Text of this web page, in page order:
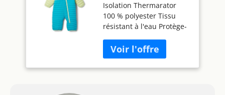
Powder Lite II
unisexe pour bébé,
Geyser/Craie/Jaune
printemps, 3-6 mois
Isolation Thermarator
100 % polyester Tissu
résistant à l'eau Protège-
élastique à la taille Mains
et pieds rabattables.